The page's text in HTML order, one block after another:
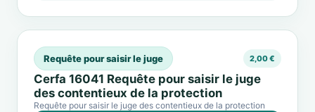
Requête pour saisir le juge 2,00 €
Cerfa 16041 Requête pour saisir le juge
des contentieux de la protection
Requête pour saisir le juge des contentieux de la protection